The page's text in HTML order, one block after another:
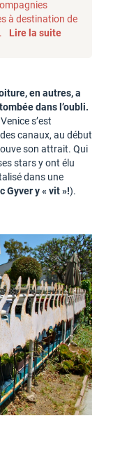
à destination de
Lire la suite
en autres, a
dans l’oubli.
s’est
canaux, au début
son attrait. Qui
stars y ont élu
dans une
Gyver y « vit »!).